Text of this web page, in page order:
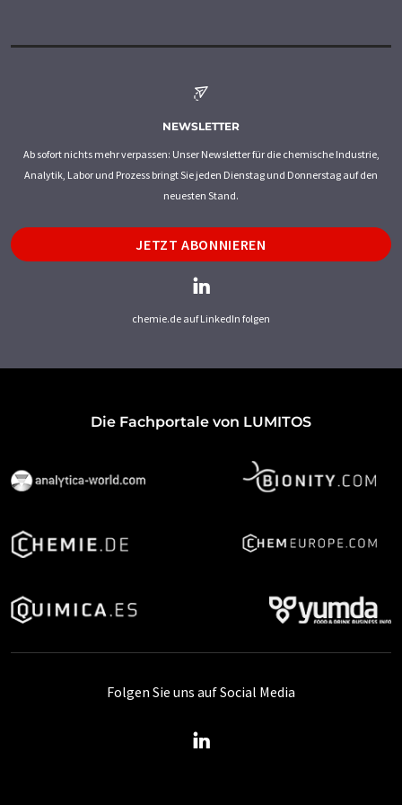
NEWSLETTER
Ab sofort nichts mehr verpassen: Unser Newsletter für die chemische Industrie,
Analytik, Labor und Prozess bringt Sie jeden Dienstag und Donnerstag auf den
neuesten Stand.
JETZT ABONNIEREN
chemie.de auf LinkedIn folgen
Die Fachportale von LUMITOS
Folgen Sie uns auf Social Media